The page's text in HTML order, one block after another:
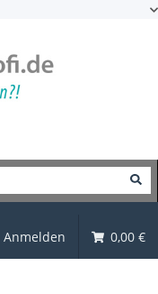
Anmelden 0,00 €